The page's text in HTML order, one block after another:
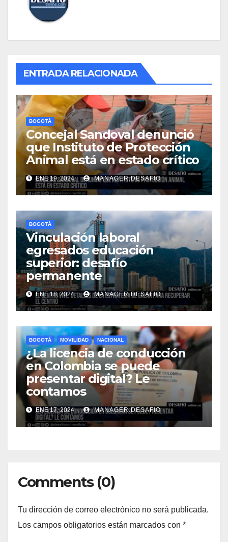
ENTRADA RELACIONADA
BOGOTÁ
Concejal Sandoval denunció
que Instituto de Protección
Animal está en estado crítico
ENE 19, 2024 MANAGER.DESAFIO
BOGOTÁ
Vinculación laboral
egresados educación
superior: desafío
permanente
ENE 18, 2024 MANAGER.DESAFIO
BOGOTÁ MOVILIDAD NACIONAL
¿La licencia de conducción
en Colombia se puede
presentar digital? Le
contamos
ENE 17, 2024 MANAGER.DESAFIO
Comments (0)
Tu dirección de correo electrónico no será publicada.
Los campos obligatorios están marcados con *